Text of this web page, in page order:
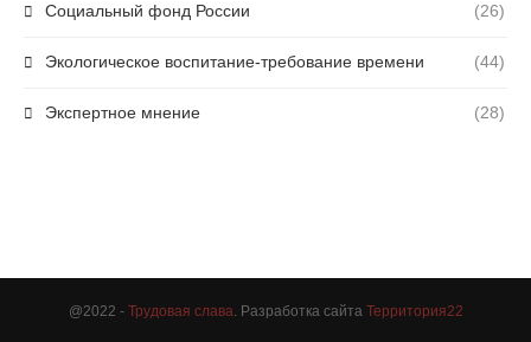
Социальный фонд России (26)
Экологическое воспитание-требование времени (44)
Экспертное мнение (28)
@2022 - Трудовая слава. Разработка сайта Территория22